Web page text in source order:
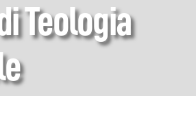
Teologia